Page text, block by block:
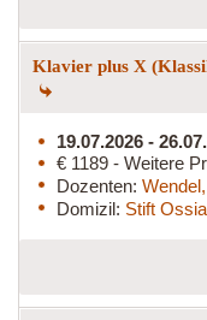
Klavier plus X
19.07.2026 -
€ 1189 - Weitere
Dozenten:
Domizil: Stift